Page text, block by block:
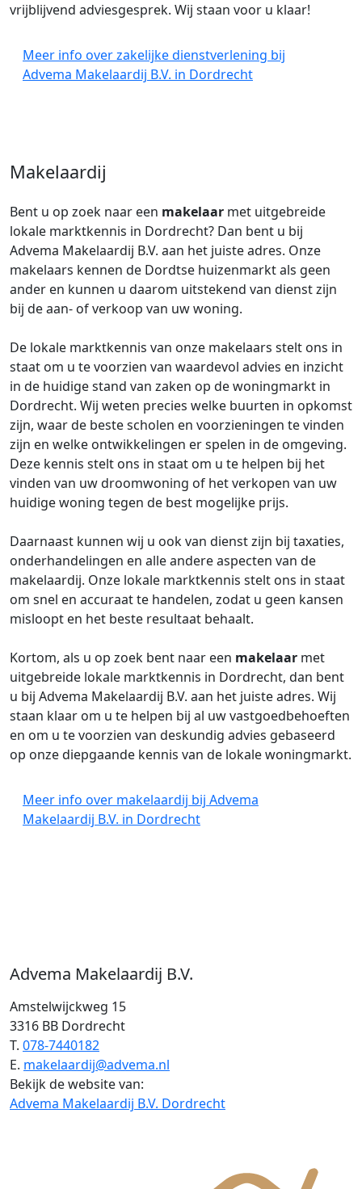
Advema Makelaardij B.V.
Amstelwijckweg 15
3316 BB Dordrecht
T. 078-7440182
E. makelaardij@advema.nl
Bekijk de website van:
Advema Makelaardij B.V. Dordrecht
vrijblijvend adviesgesprek. Wij staan voor u klaar!
Meer info over zakelijke dienstverlening bij
Advema Makelaardij B.V. in Dordrecht
Makelaardij
Bent u op zoek naar een makelaar met uitgebreide
lokale marktkennis in Dordrecht? Dan bent u bij
Advema Makelaardij B.V. aan het juiste adres. Onze
makelaars kennen de Dordtse huizenmarkt als geen
ander en kunnen u daarom uitstekend van dienst zijn
bij de aan- of verkoop van uw woning.
De lokale marktkennis van onze makelaars stelt ons in
staat om u te voorzien van waardevol advies en inzicht
in de huidige stand van zaken op de woningmarkt in
Dordrecht. Wij weten precies welke buurten in opkomst
zijn, waar de beste scholen en voorzieningen te vinden
zijn en welke ontwikkelingen er spelen in de omgeving.
Deze kennis stelt ons in staat om u te helpen bij het
vinden van uw droomwoning of het verkopen van uw
huidige woning tegen de best mogelijke prijs.
Daarnaast kunnen wij u ook van dienst zijn bij taxaties,
onderhandelingen en alle andere aspecten van de
makelaardij. Onze lokale marktkennis stelt ons in staat
om snel en accuraat te handelen, zodat u geen kansen
misloopt en het beste resultaat behaalt.
Kortom, als u op zoek bent naar een makelaar met
uitgebreide lokale marktkennis in Dordrecht, dan bent
u bij Advema Makelaardij B.V. aan het juiste adres. Wij
staan klaar om u te helpen bij al uw vastgoedbehoeften
en om u te voorzien van deskundig advies gebaseerd
op onze diepgaande kennis van de lokale woningmarkt.
Meer info over makelaardij bij Advema
Makelaardij B.V. in Dordrecht